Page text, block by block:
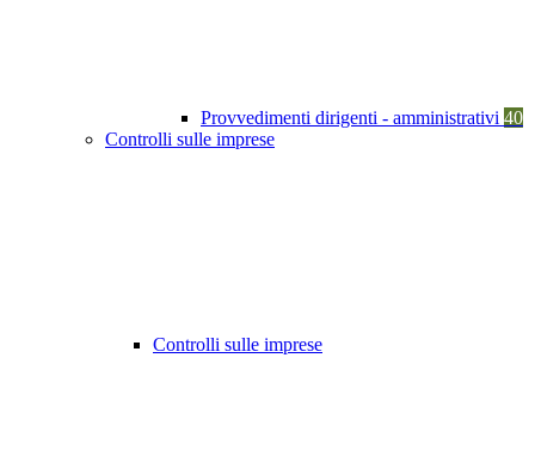
Provvedimenti dirigenti - amministrativi 40
Controlli sulle imprese
Controlli sulle imprese